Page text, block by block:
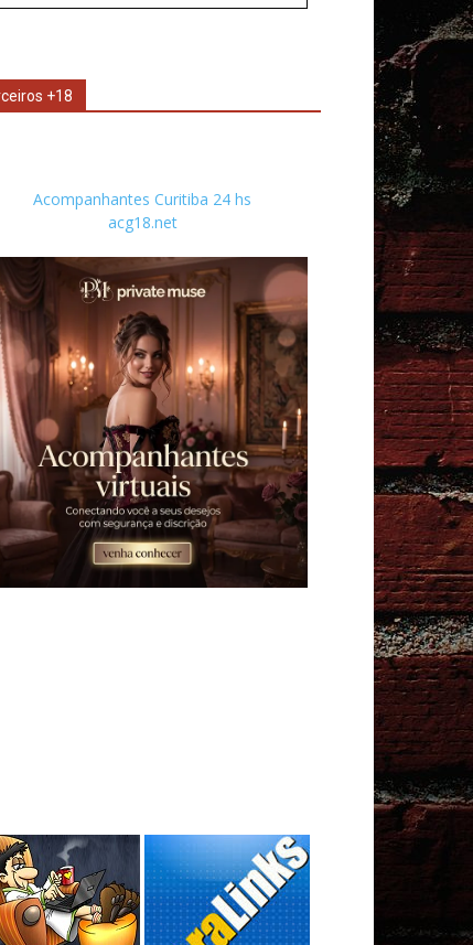
+18
Acompanhantes Curitiba 24 hs
acg18.net